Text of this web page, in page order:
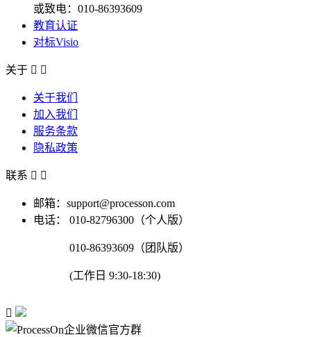
或致电：010-86393609
教育认证
对标Visio
关于  
关于我们
加入我们
服务条款
隐私政策
联系  
邮箱：support@processon.com
电话：
010-82796300（个人版）
010-86393609（团队版）
(工作日 9:30-18:30)
